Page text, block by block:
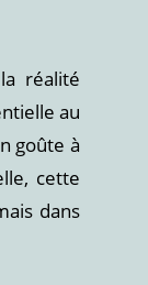
réalité
au
goûte à
cette
dans